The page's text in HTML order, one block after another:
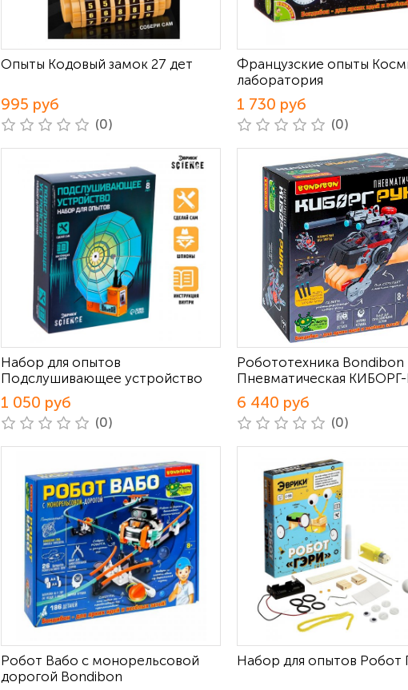
Опыты Кодовый замок 27 дет
995 руб
(0)
Французские опыты
лаборатория
1 730 руб
(0)
Набор для опытов
Подслушивающее устройство
1 050 руб
(0)
Робототехника Bondibon
Пневматическая
6 440 руб
(0)
Робот Вабо с монорельсовой
дорогой Bondibon
Набор для опытов Робот